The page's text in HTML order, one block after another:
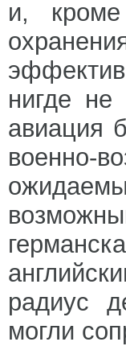
и,
нигде не
авиация
военно-
радиус
могли